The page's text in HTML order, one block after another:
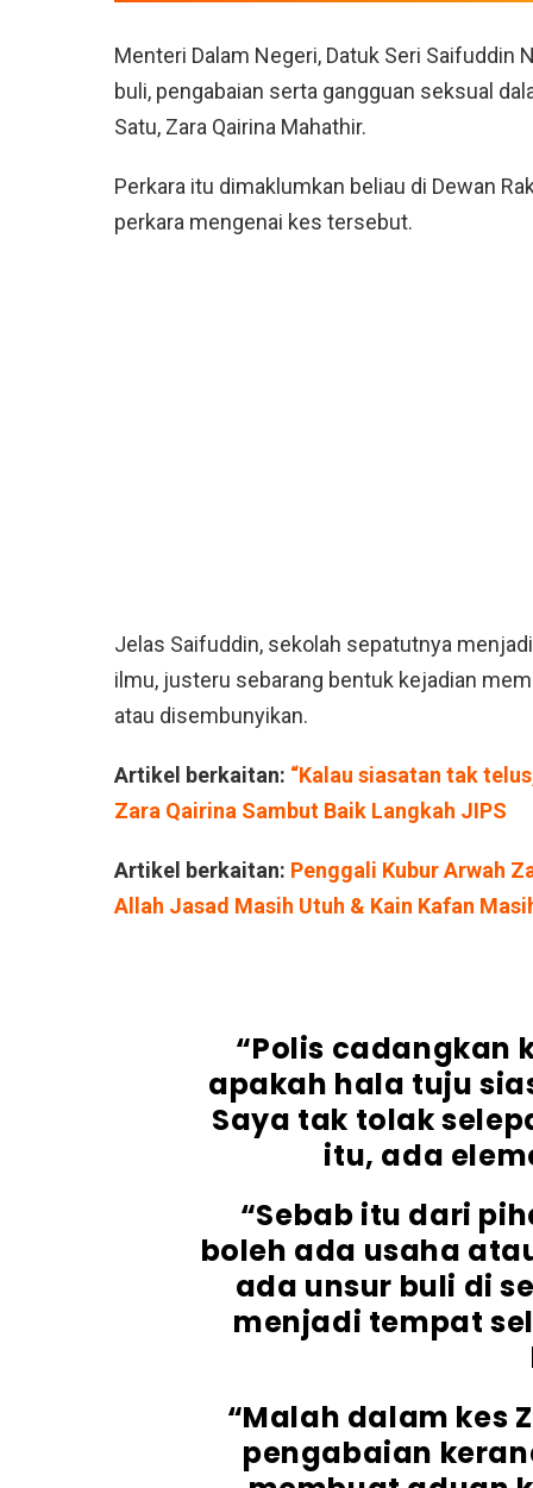
Menteri Dalam Negeri, Datuk Seri
buli, pengabaian serta gangguan seksual
Satu, Zara Qairina Mahathir.
Perkara itu dimaklumkan beliau di Dewan
perkara mengenai kes tersebut.
Jelas Saifuddin, sekolah sepatutnya
ilmu, justeru sebarang bentuk kejadian
atau disembunyikan.
Artikel berkaitan: “Kalau siasatan tak
Zara Qairina Sambut Baik Langkah JIPS
Artikel berkaitan: Penggali Kubur Arwah
Allah Jasad Masih Utuh & Kain Kafan
“Polis cadangkan
apakah hala tuju
Saya tak tolak
itu, ada
“Sebab itu dari
boleh ada usaha
ada unsur buli di
menjadi tempat
“Malah dalam kes
pengabaian